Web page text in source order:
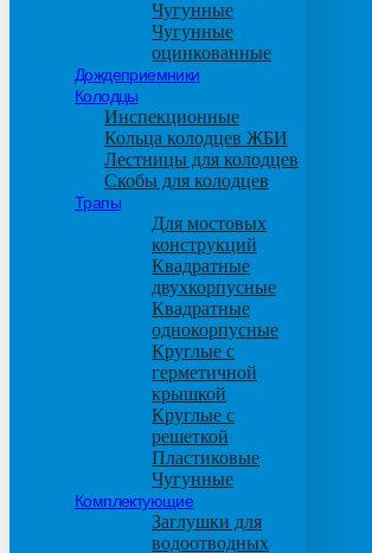
Чугунные
Чугунные
оцинкованные
Дождеприемники
Колодцы
Инспекционные
Кольца колодцев ЖБИ
Лестницы для колодцев
Скобы для колодцев
Трапы
Для мостовых
конструкций
Квадратные
двухкорпусные
Квадратные
однокорпусные
Круглые с
герметичной
крышкой
Круглые с
решеткой
Пластиковые
Чугунные
Комплектующие
Заглушки для
водоотводных